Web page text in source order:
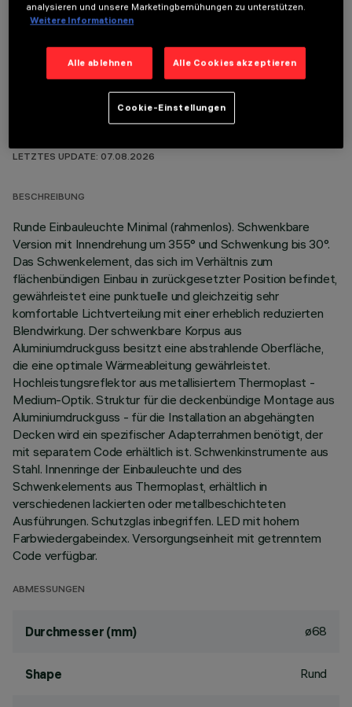
OPTIONALE KOMPONENTEN
LETZTES UPDATE: 07.08.2026
BESCHREIBUNG
Runde Einbauleuchte Minimal (rahmenlos). Schwenkbare
Version mit Innendrehung um 355° und Schwenkung bis 30°.
Das Schwenkelement, das sich im Verhältnis zum
flächenbündigen Einbau in zurückgesetzter Position befindet,
gewährleistet eine punktuelle und gleichzeitig sehr
komfortable Lichtverteilung mit einer erheblich reduzierten
Blendwirkung. Der schwenkbare Korpus aus
Aluminiumdruckguss besitzt eine abstrahlende Oberfläche,
die eine optimale Wärmeableitung gewährleistet.
Hochleistungsreflektor aus metallisiertem Thermoplast -
Medium-Optik. Struktur für die deckenbündige Montage aus
Aluminiumdruckguss - für die Installation an abgehängten
Decken wird ein spezifischer Adapterrahmen benötigt, der
mit separatem Code erhältlich ist. Schwenkinstrumente aus
Stahl. Innenringe der Einbauleuchte und des
Schwenkelements aus Thermoplast, erhältlich in
verschiedenen lackierten oder metallbeschichteten
Ausführungen. Schutzglas inbegriffen. LED mit hohem
Farbwiedergabeindex. Versorgungseinheit mit getrenntem
Code verfügbar.
ABMESSUNGEN
Durchmesser (mm) ø68
Shape Rund
analysieren und unsere Marketingbemühungen zu unterstützen.
Weitere Informationen
Alle ablehnen Alle Cookies akzeptieren
Cookie-Einstellungen